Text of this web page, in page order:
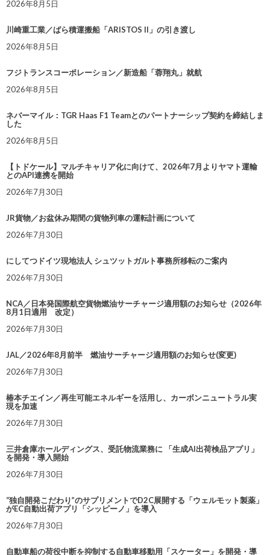
2026年8月5日
川崎重工業／ばら積運搬船「ARISTOS II」の引き渡し
2026年8月5日
フジトランスコーポレーション／新造船「蓉翔丸」就航
2026年8月5日
ネバーマイル：TGR Haas F1 Teamとのパートナーシップ契約を締結しま
した
2026年8月5日
【トドケール】マルチキャリア化に向けて、2026年7月よりヤマト運輸
とのAPI連携を開始
2026年7月30日
JR貨物／お盆休み期間の貨物列車の運転計画について
2026年7月30日
にしてつドイツ現地法人 シュツットガルト事務所移転のご案内
2026年7月30日
NCA／日本発国際航空貨物燃油サーチャージ適用額のお知らせ（2026年
8月1日適用 改定）
2026年7月30日
JAL／2026年8月前半 燃油サーチャージ適用額のお知らせ(変更)
2026年7月30日
椿本チエイン／再生可能エネルギーを活用し、カーボンニュートラル実
現を加速
2026年7月30日
三井倉庫ホールディングス、受託物流業務に 「生成AI出荷検品アプリ」
を開発・導入開始
2026年7月30日
“独自開発こだわり”のサプリメントでD2C展開する「ウェルモット製薬」
がEC自動出荷アプリ「シッピーノ」を導入
2026年7月30日
自動車船の荷役中断を抑制する自動車移動用「スケーター」を開発・導